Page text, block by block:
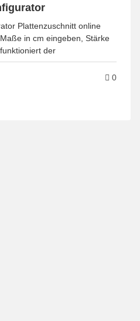
Plattenzuschnitt online
in cm eingeben, Stärke
der
0